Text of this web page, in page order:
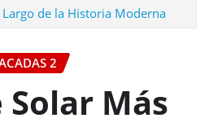
Largo de la Historia Moderna
2
Solar Más